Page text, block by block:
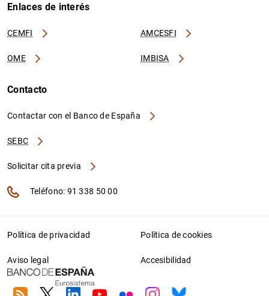
Enlaces de interés
CEMFI AMCESFI
OME IMBISA
Contacto
Contactar con el Banco de España
SEBC
Solicitar cita previa
Teléfono: 91 338 50 00
Política de privacidad Política de cookies
Aviso legal Accesibilidad